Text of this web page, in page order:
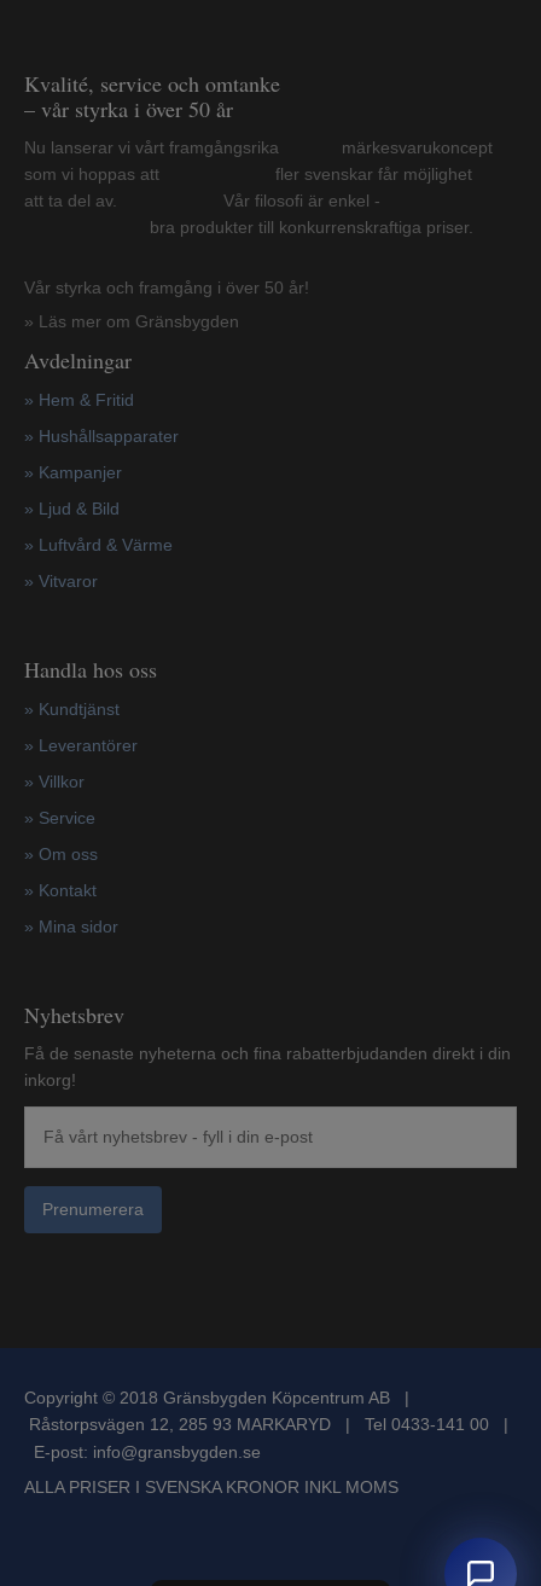
Kvalité, service och omtanke
– vår styrka i över 50 år
Nu lanserar vi vårt framgångsrika märkesvarukoncept
som vi hoppas att fler svenskar får möjlighet
att ta del av. Vår filosofi är enkel -
bra produkter till konkurrenskraftiga priser.
Vår styrka och framgång i över 50 år!
» Läs mer om Gränsbygden
Avdelningar
» Hem & Fritid
» Hushållsapparater
» Kampanjer
» Ljud & Bild
» Luftvård & Värme
» Vitvaror
Handla hos oss
» Kundtjänst
» Leverantörer
» Villkor
» Service
» Om oss
» Kontakt
» Mina sidor
Nyhetsbrev
Få de senaste nyheterna och fina rabatterbjudanden direkt i din
inkorg!
Prenumerera
Copyright © 2018 Gränsbygden Köpcentrum AB |
Råstorpsvägen 12, 285 93 MARKARYD | Tel 0433-141 00 |
E-post: info@gransbygden.se
ALLA PRISER I SVENSKA KRONOR INKL MOMS